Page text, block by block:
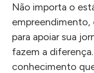
Não importa o
empreendimento,
para apoiar sua
fazem a
conhecimento